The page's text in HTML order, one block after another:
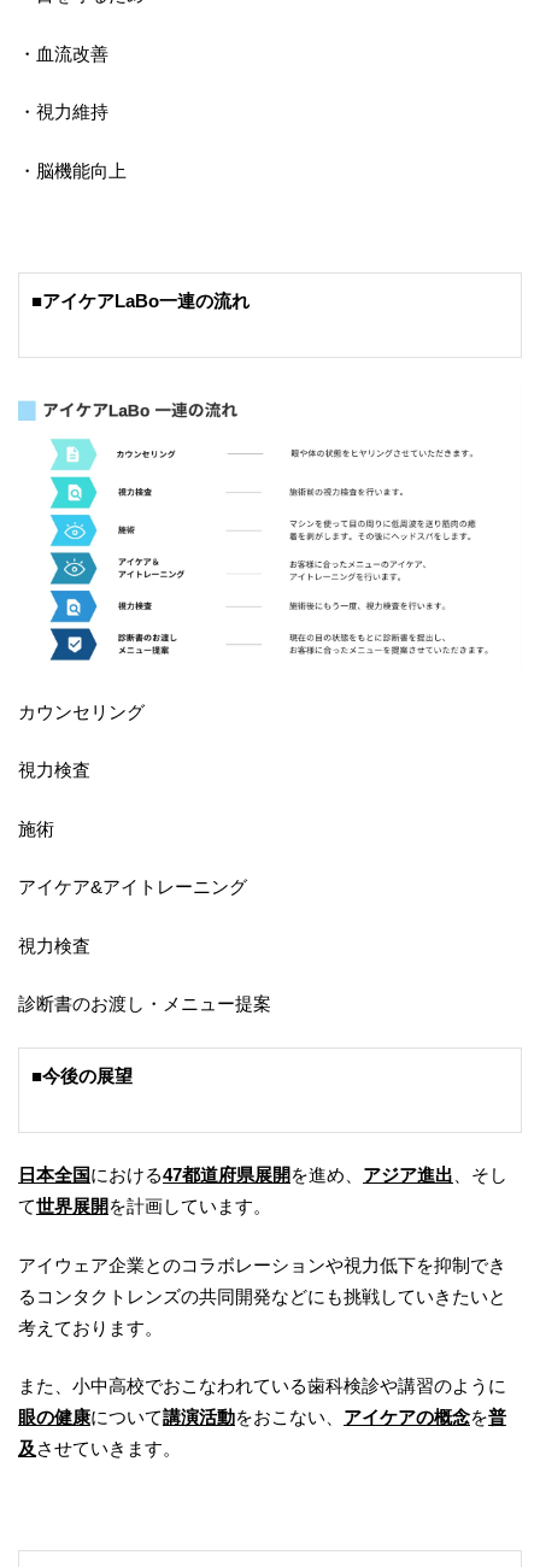
・血流改善
・視力維持
・脳機能向上
■アイケアLaBo一連の流れ
カウンセリング
視力検査
施術
アイケア&アイトレーニング
視力検査
診断書のお渡し・メニュー提案
■今後の展望
日本全国における47都道府県展開 を進め、 アジア進出 、そし
て世界展開 を計画しています。
アイウェア企業とのコラボレーションや視力低下を抑制でき
るコンタクトレンズの共同開発などにも挑戦していきたいと
考えております。
また、小中高校でおこなわれている歯科検診や講習のように
眼の健康について講演活動をおこない、 アイケアの概念を普
及 させていきます。